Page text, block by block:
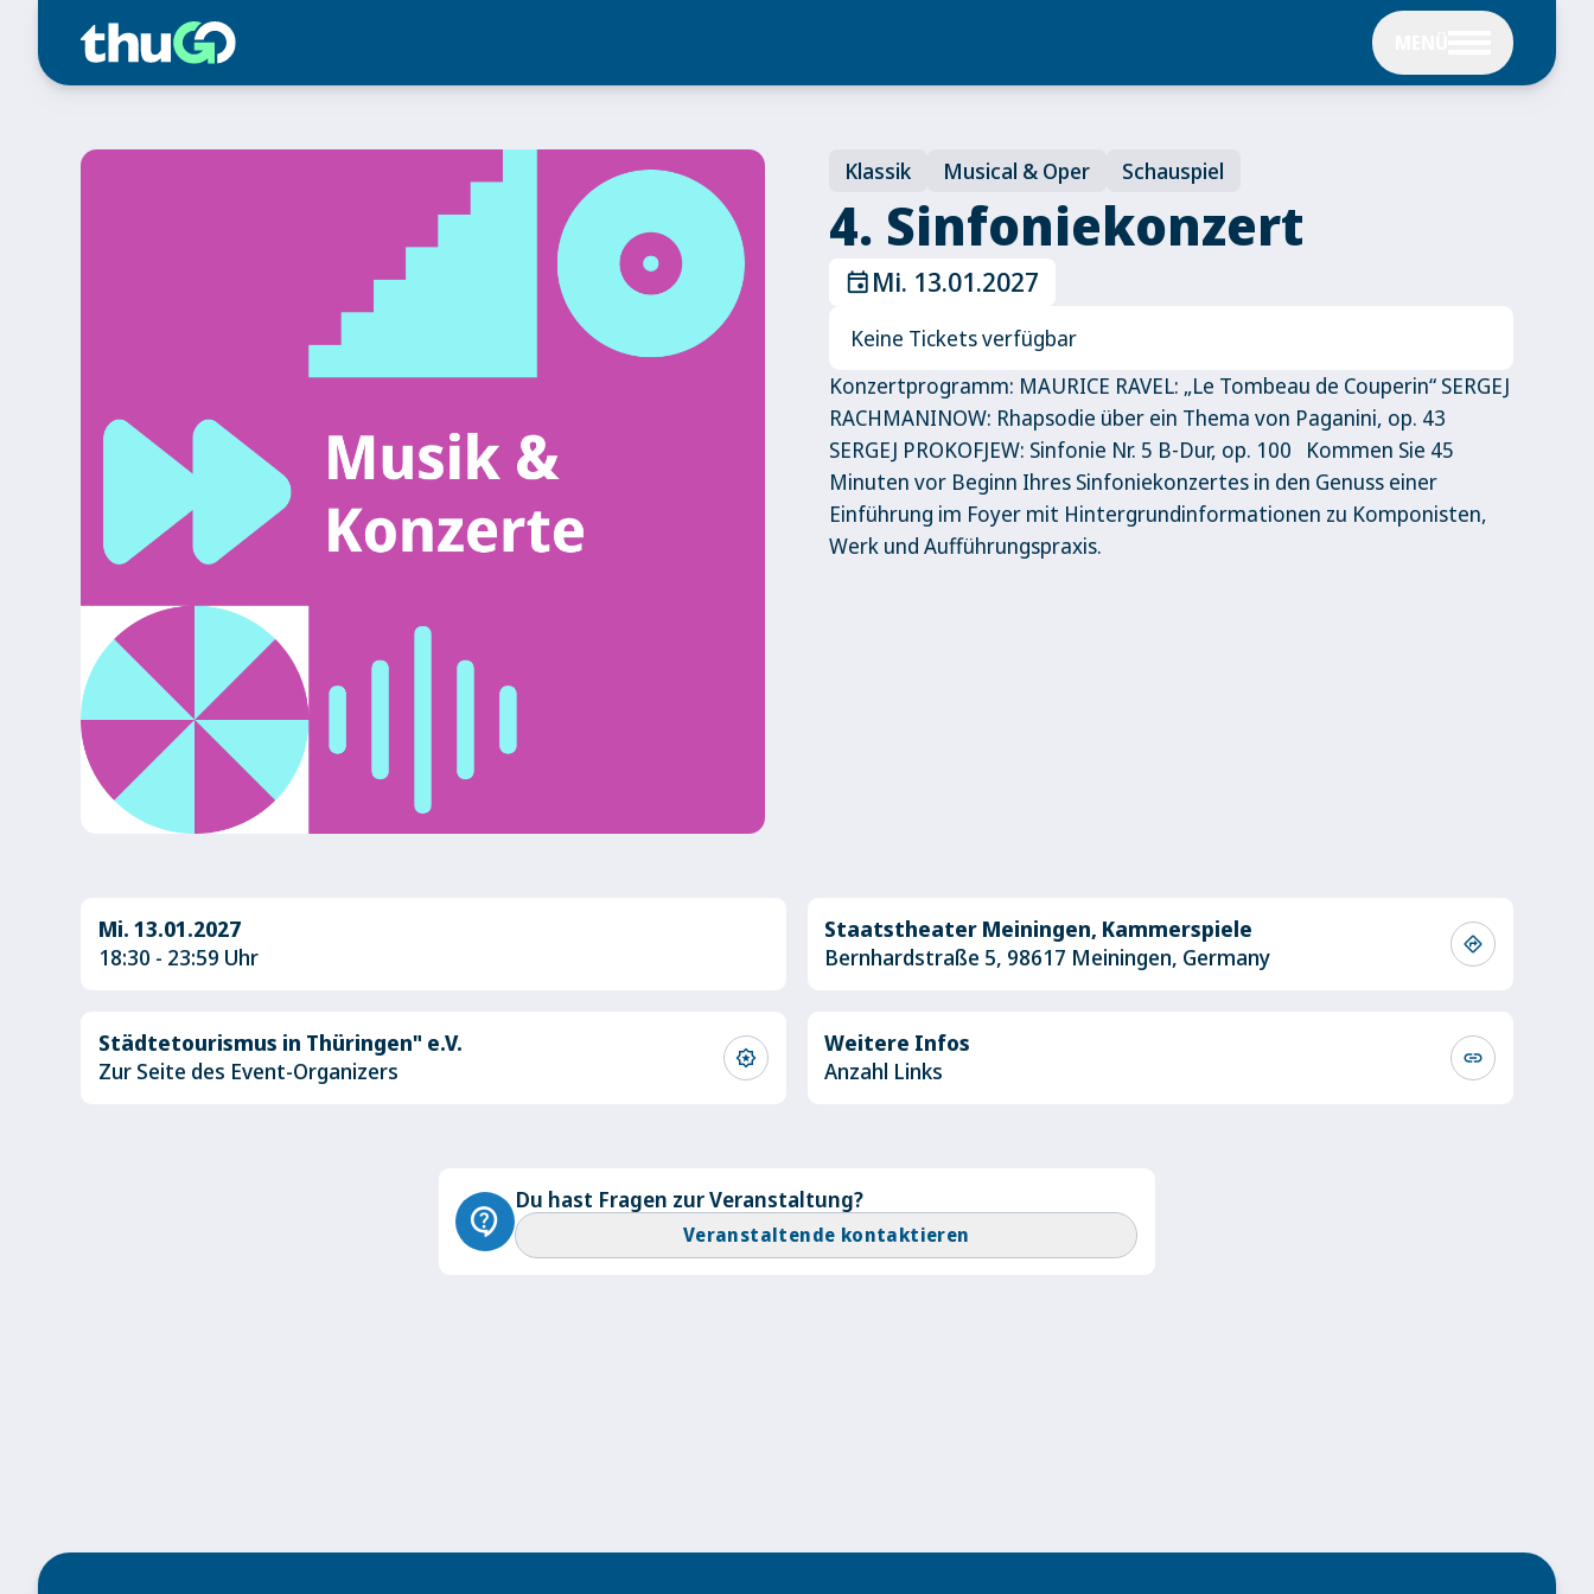
Klassik Musical & Oper Schauspiel
4. Sinfoniekonzert
eventMi. 13.01.2027
Keine Tickets verfügbar
Konzertprogramm: MAURICE RAVEL: „Le Tombeau de Couperin“ SERGEJ
RACHMANINOW: Rhapsodie über ein Thema von Paganini, op. 43
SERGEJ PROKOFJEW: Sinfonie Nr. 5 B-Dur, op. 100 Kommen Sie 45
Minuten vor Beginn Ihres Sinfoniekonzertes in den Genuss einer
Einführung im Foyer mit Hintergrundinformationen zu Komponisten,
Werk und Aufführungspraxis.
Mi. 13.01.2027
18:30 - 23:59 Uhr
Staatstheater Meiningen, Kammerspiele
Bernhardstraße 5, 98617 Meiningen, Germany
directions
Städtetourismus in Thüringen" e.V.
Zur Seite des Event-Organizers
award_star
Weitere Infos
Anzahl Links
link
contact_support Du hast Fragen zur Veranstaltung?
Veranstaltende kontaktieren